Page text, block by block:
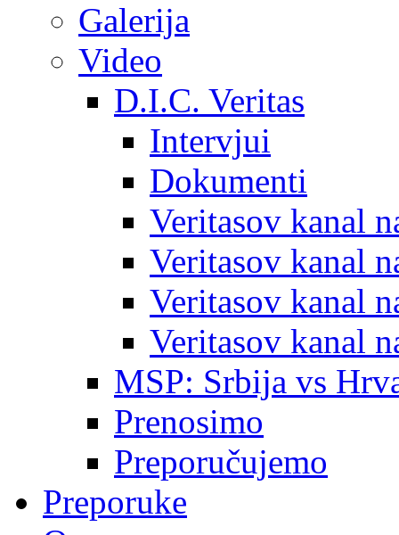
Galerija
Video
D.I.C. Veritas
Intervjui
Dokumenti
Veritasov kanal
Veritasov kanal
Veritasov kanal
Veritasov kanal
MSP: Srbija vs
Prenosimo
Preporučujemo
Preporuke